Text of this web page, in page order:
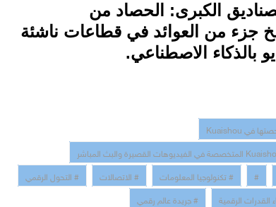
الكبرى: الحصاد من
جزء من العوائد في قطاعات ناشئة
بالذكاء الاصطناعي.
# # تكنولوجيا المعلومات # الاتصالات
# التحول الرقمي
القدرات الرقمية
# جريدة عالم رقمي